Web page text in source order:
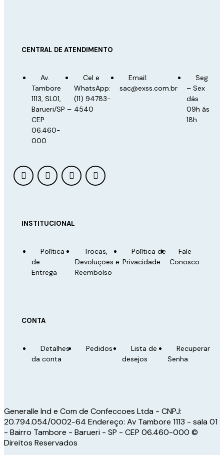
CENTRAL DE ATENDIMENTO
Av.
Tambore
1113, SL01,
Barueri/SP –
CEP
06.460-
000
Cel e
WhatsApp:
(11) 94783-
4540
Email:
sac@exss.com.br
Seg
– Sex
dás
09h ás
18h
INSTITUCIONAL
Política
de
Entrega
Trocas,
Devoluções e
Reembolso
Política de
Privacidade
Fale
Conosco
CONTA
Detalhes
da conta
Pedidos
Lista de
desejos
Recuperar
Senha
Generalle Ind e Com de Confeccoes Ltda - CNPJ:
20.794.054/0002-64 Endereço: Av Tambore 1113 - sala 01
- Bairro Tambore - Barueri - SP - CEP 06.460-000 ©
Direitos Reservados